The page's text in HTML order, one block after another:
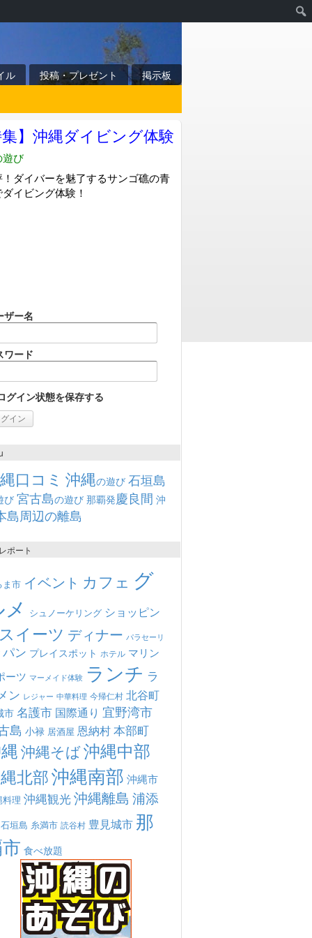
ル 投稿・プレゼント 掲示板
ザー名
ワード
グイン状態を保存する
口コミ 沖縄の遊び 石垣島
び 宮古島の遊び 那覇発慶良間 沖
島周辺の離島
ポート
ま市 イベント カフェ グ
シュノーケリング ショッピン
イーツ ディナー パラセーリ
パン プレイスポット ホテル マリン
ーツ マーメイド体験 ランチ ラ
ン レジャー 中華料理 今帰仁村 北谷町
市名護市 国際通り 宜野湾市
島 小禄 居酒屋 恩納村本部町
沖縄そば沖縄中部
北部沖縄南部 沖縄市
料理 沖縄観光沖縄離島 浦添
石垣島 糸満市 読谷村 豊見城市 那
食べ放題